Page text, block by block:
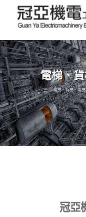
電梯、
電梯、貨梯、電
冠亞